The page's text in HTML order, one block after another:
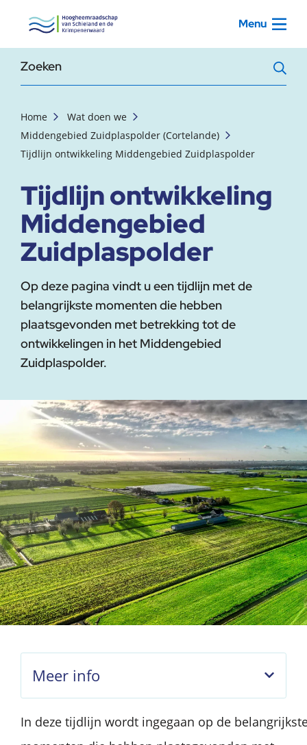
, startpagina Menu
Zoekterm
Home
Wat doen we
Middengebied Zuidplaspolder (Cortelande)
Tijdlijn ontwikkeling Middengebied Zuidplaspolder
Tijdlijn ontwikkeling
Middengebied
Zuidplaspolder
Op deze pagina vindt u een tijdlijn met de
belangrijkste momenten die hebben
plaatsgevonden met betrekking tot de
ontwikkelingen in het Middengebied
Zuidplaspolder.
Meer info
In deze tijdlijn wordt ingegaan op de